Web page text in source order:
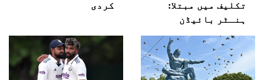
تکلیف میں مبتلا:
ہنـٹر بائیڈن
کردی